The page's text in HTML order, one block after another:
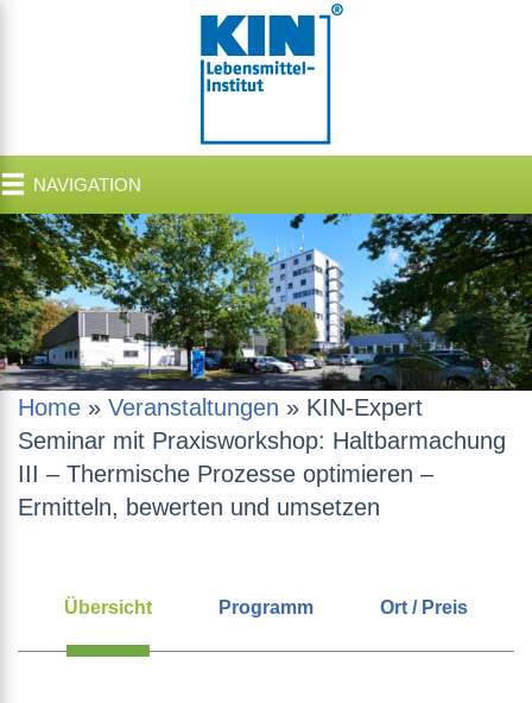
NAVIGATION
Home » Veranstaltungen » KIN-Expert
Seminar mit Praxisworkshop: Haltbarmachung
III – Thermische Prozesse optimieren –
Ermitteln, bewerten und umsetzen
Übersicht Programm Ort / Preis